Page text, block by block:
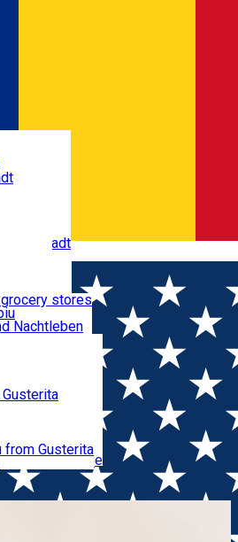
Sibiu?
von Sibiu
stores
Nachtleben
from Gusterita
Programul agențiilor și al
în perioada Sărbătorilor